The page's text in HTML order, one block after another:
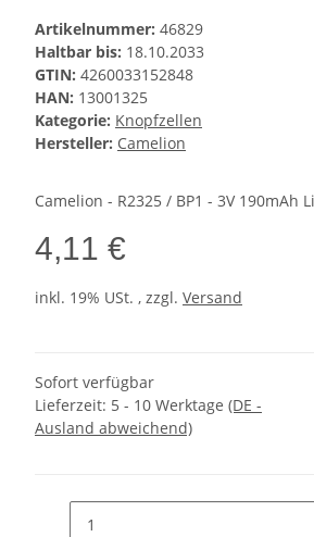
Artikelnummer: 46829
Haltbar bis: 18.10.2033
GTIN: 4260033152848
HAN: 13001325
Kategorie: Knopfzellen
Hersteller: Camelion
Camelion - R2325 / BP1 - 3V 190mAh
4,11 €
inkl. 19% USt. , zzgl. Versand
Sofort verfügbar
Lieferzeit: 5 - 10 Werktage (DE -
Ausland abweichend)